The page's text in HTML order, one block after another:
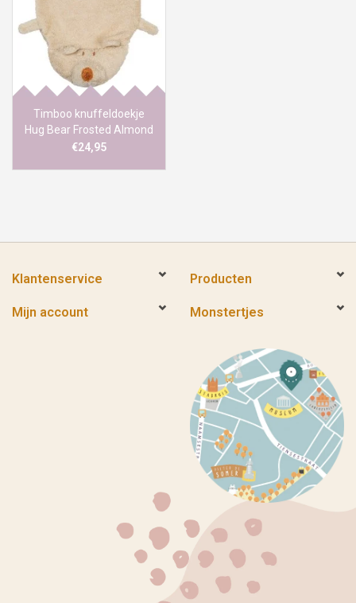
Timboo knuffeldoekje
Hug Bear Frosted Almond
€24,95
Klantenservice Producten
Mijn account Monstertjes